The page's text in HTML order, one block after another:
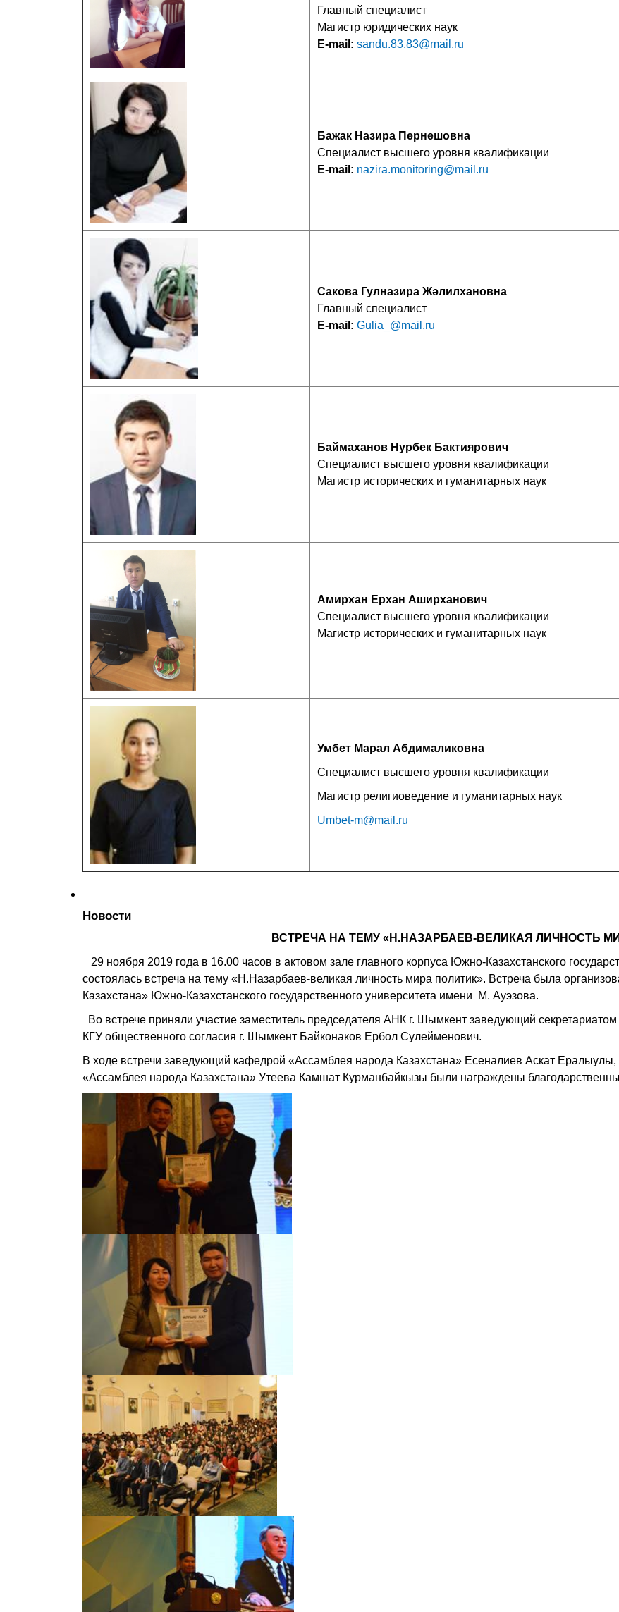
Главный специалист
Магистр юридических наук
Е-mail: sandu.83.83@mail.ru
Бажак Назира Пернешовна
Специалист высшего уровня квалификации
Е-mail: nazira.monitoring@mail.ru
Сакова Гулназира Жәлилхановна
Главный специалист
Е-mail: Gulia_@mail.ru
Баймаханов Нурбек Бактиярович
Специалист высшего уровня квалификации
Магистр исторических и гуманитарных наук
Амирхан Ерхан Аширханович
Специалист высшего уровня квалификации
Магистр исторических и гуманитарных наук
Умбет Марал Абдималиковна
Специалист высшего уровня квалификации
Магистр религиоведение и гуманитарных наук
Umbet-m@mail.ru
Новости
ВСТРЕЧА НА ТЕМУ «Н.НАЗАРБАЕВ-ВЕЛИКАЯ ЛИЧНОСТЬ
29 ноября 2019 года в 16.00 часов в актовом зале главного корпуса Южно-Казахстанского
состоялась встреча на тему «Н.Назарбаев-великая личность мира политик». Встреча была
Казахстана» Южно-Казахстанского государственного университета имени М. Ауэзова.
Во встрече приняли участие заместитель председателя АНК г. Шымкент заведующий
КГУ общественного согласия г. Шымкент Байконаков Ербол Сулейменович.
В ходе встречи заведующий кафедрой «Ассамблея народа Казахстана» Есеналиев Аскат
«Ассамблея народа Казахстана» Утеева Камшат Курманбайкызы были награждены